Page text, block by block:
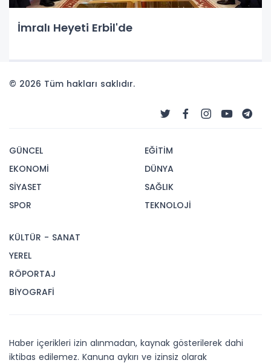
İmralı Heyeti Erbil'de
© 2026 Tüm hakları saklıdır.
GÜNCEL
EKONOMİ
SİYASET
SPOR
EĞİTİM
DÜNYA
SAĞLIK
TEKNOLOJİ
KÜLTÜR - SANAT
YEREL
RÖPORTAJ
BİYOGRAFİ
Haber içerikleri izin alınmadan, kaynak gösterilerek dahi
iktibas edilemez. Kanuna aykırı ve izinsiz olarak